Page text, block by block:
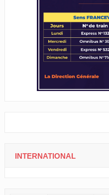
INTERNATIONAL